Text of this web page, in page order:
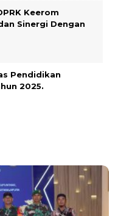
Keerom
Sinergi Dengan
Pendidikan
2025.